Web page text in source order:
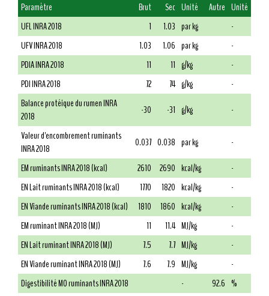
Paramètre Brut Sec Unité Autre Unité
UFL INRA 2018
1 1.03 par kg
-
UFV INRA 2018
1.03 1.06 par kg
-
PDIA INRA 2018
11 11 g/kg
-
PDI INRA 2018
72 74 g/kg
-
Balance protéique du rumen INRA
2018
-30 -31 g/kg
-
Valeur d'encombrement ruminants
INRA 2018
0.037 0.038 par kg
-
EM ruminants INRA 2018 (kcal)
2610 2690 kcal/kg
-
EN Lait ruminants INRA 2018 (kcal)
1770 1820 kcal/kg
-
EN Viande ruminants INRA 2018 (kcal)
1810 1860 kcal/kg
-
EM ruminant INRA 2018 (MJ)
11 11.4 MJ/kg
-
EN Lait ruminant INRA 2018 (MJ)
7.5 7.7 MJ/kg
-
EN Viande ruminant INRA 2018 (MJ)
7.6 7.9 MJ/kg
-
Digestibilité MO ruminants INRA 2018
- 92.6 %